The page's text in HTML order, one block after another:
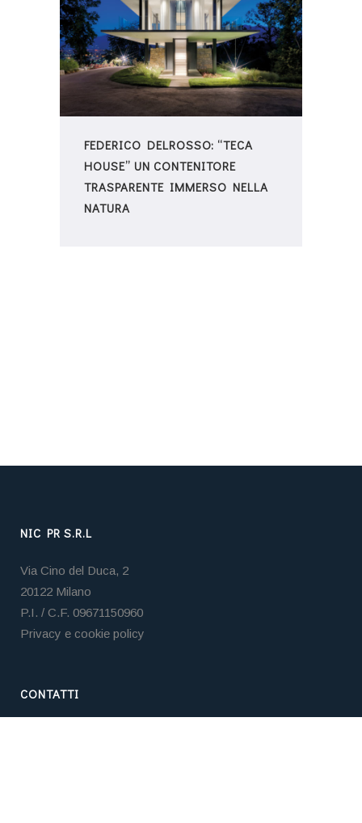
FEDERICO DELROSSO: “TECA
HOUSE” UN CONTENITORE
TRASPARENTE IMMERSO NELLA
NATURA
NIC PR S.R.L
Via Cino del Duca, 2
20122 Milano
P.I. / C.F. 09671150960
Privacy e cookie policy
CONTATTI